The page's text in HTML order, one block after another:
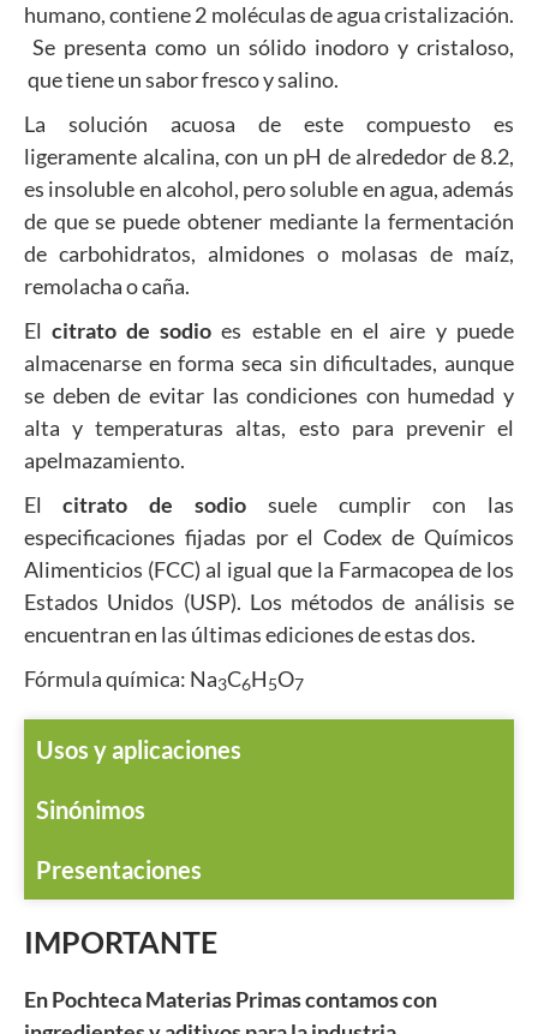
humano, contiene 2 moléculas de agua cristalización.
Se presenta como un sólido inodoro y cristaloso,
que tiene un sabor fresco y salino.
La solución acuosa de este compuesto es
ligeramente alcalina, con un pH de alrededor de 8.2,
es insoluble en alcohol, pero soluble en agua, además
de que se puede obtener mediante la fermentación
de carbohidratos, almidones o molasas de maíz,
remolacha o caña.
El citrato de sodio es estable en el aire y puede
almacenarse en forma seca sin dificultades, aunque
se deben de evitar las condiciones con humedad y
alta y temperaturas altas, esto para prevenir el
apelmazamiento.
El citrato de sodio suele cumplir con las
especificaciones fijadas por el Codex de Químicos
Alimenticios (FCC) al igual que la Farmacopea de los
Estados Unidos (USP). Los métodos de análisis se
encuentran en las últimas ediciones de estas dos.
Fórmula química: Na3C6H5O7
Usos y aplicaciones
Sinónimos
Presentaciones
IMPORTANTE
En Pochteca Materias Primas contamos con